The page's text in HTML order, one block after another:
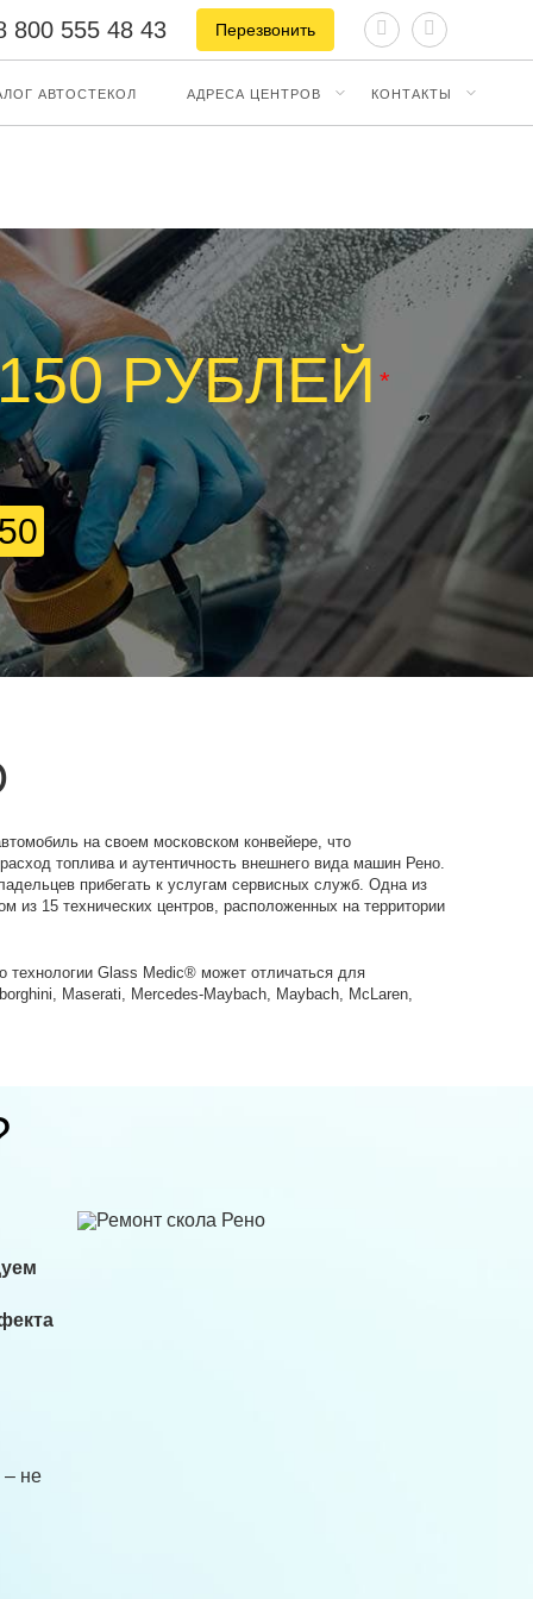
800 555 48 43 Перезвонить
АВТОСТЕКОЛ АДРЕСА ЦЕНТРОВ КОНТАКТЫ
РУБЛЕЙ *
на своем московском конвейере, что
топлива и аутентичность внешнего вида машин Рено.
прибегать к услугам сервисных служб. Одна из
15 технических центров, расположенных на территории
технологии Glass Medic® может отличаться для
Maserati, Mercedes-Maybach, Maybach, McLaren,
– не